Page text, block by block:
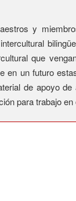
y
que
un futuro
de apoyo
para trabajo